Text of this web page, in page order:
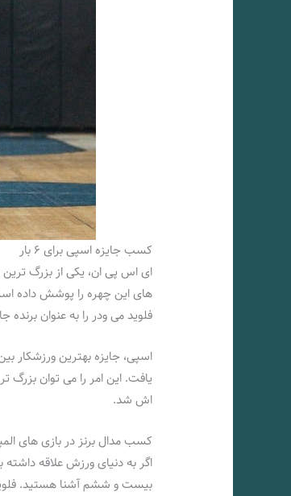
کسب جایزه اسپی برای ۶ بار
ای اس پی ان، یکی از بزرگ
فلوید می ودر را به عنوان
یافت. این امر را می توان
اش شد.
کسب مدال برنز در بازی های
بیست و ششم آشنا هستید. فلوید